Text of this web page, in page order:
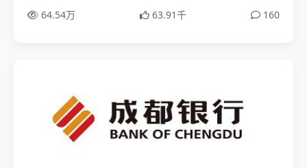
64.54万
63.91千 160